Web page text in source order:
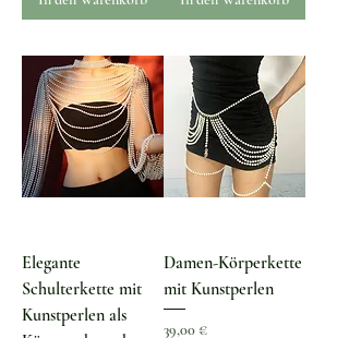
Elegante
Schulterkette mit
Kunstperlen als
Damen-Körperkette
mit Kunstperlen
Preis
39,00 €